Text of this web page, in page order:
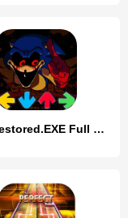
FNF Restored.EXE Full Mod 4.0